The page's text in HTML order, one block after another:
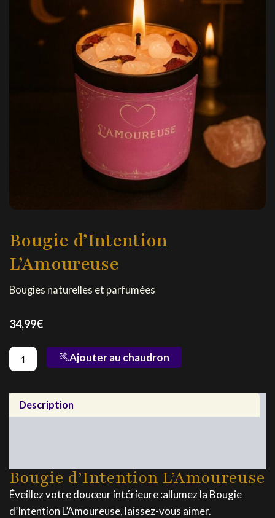
Bougie d’Intention
L’Amoureuse
Bougies naturelles et parfumées
34,99€
quantité
L'Amoureuse
Ajouter au chaudron
Description
Bougie d’Intention L’Amoureuse
Éveillez votre douceur intérieure :allumez la Bougie
d’Intention L’Amoureuse, laissez-vous aimer.